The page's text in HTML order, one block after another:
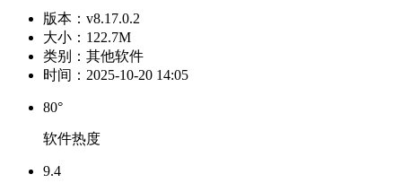
版本： v8.17.0.2
大小： 122.7M
类别： 其他软件
时间： 2025-10-20 14:05
80°
软件热度
9.4